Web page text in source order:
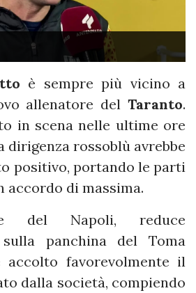
è sempre più vicino a
allenatore del Taranto.
in scena nelle ultime ore
dirigenza rossoblù avrebbe
positivo, portando le parti
accordo di massima.
del Napoli, reduce
sulla panchina del Toma
accolto favorevolmente il
dalla società, compiendo